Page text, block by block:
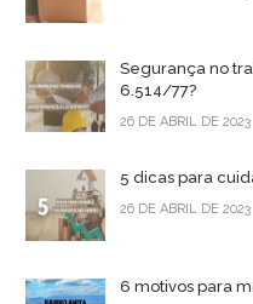
Segurança no
6.514/77?
26 DE ABRIL DE 2023
5 dicas para
26 DE ABRIL DE 2023
6 motivos para